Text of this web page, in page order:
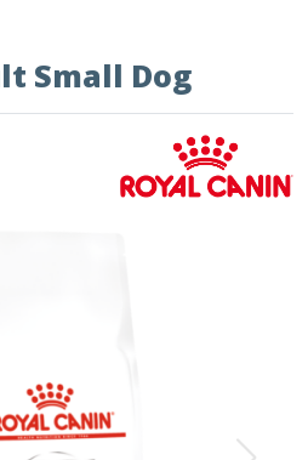
Small Dog